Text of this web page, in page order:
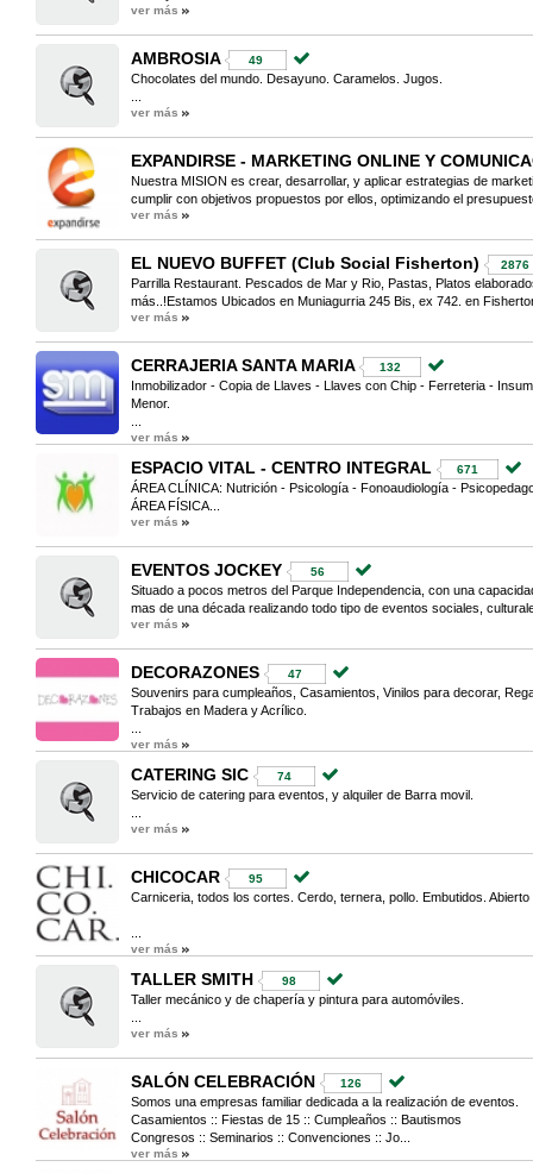
ver más
AMBROSIA 49
Chocolates del mundo. Desayuno. Caramelos. Jugos.
ver más
EXPANDIRSE - MARKETING ONLINE Y
Nuestra MISION es crear, desarrollar, y aplicar estrategias de
cumplir con objetivos propuestos por ellos, optimizando el
ver más
EL NUEVO BUFFET (Club Social Fisherton) 2876
Parrilla Restaurant. Pescados de Mar y Rio, Pastas, Platos
más..!Estamos Ubicados en Muniagurria 245 Bis, ex 742. en
ver más
CERRAJERIA SANTA MARIA 132
Inmobilizador - Copia de Llaves - Llaves con Chip - Ferreteria -
Menor.
ver más
ESPACIO VITAL - CENTRO INTEGRAL 671
ÁREA CLÍNICA: Nutrición - Psicología - Fonoaudiología -
ÁREA FÍSICA...
ver más
EVENTOS JOCKEY 56
Situado a pocos metros del Parque Independencia, con una
mas de una década realizando todo tipo de eventos sociales,
ver más
DECORAZONES 47
Souvenirs para cumpleaños, Casamientos, Vinilos para decorar,
Trabajos en Madera y Acrílico.
ver más
CATERING SIC 74
Servicio de catering para eventos, y alquiler de Barra movil.
ver más
CHICOCAR 95
Carniceria, todos los cortes. Cerdo, ternera, pollo. Embutidos.
ver más
TALLER SMITH 98
Taller mecánico y de chapería y pintura para automóviles.
ver más
SALÓN CELEBRACIÓN 126
Somos una empresas familiar dedicada a la realización de eventos.
Casamientos :: Fiestas de 15 :: Cumpleaños :: Bautismos
Congresos :: Seminarios :: Convenciones :: Jo...
ver más